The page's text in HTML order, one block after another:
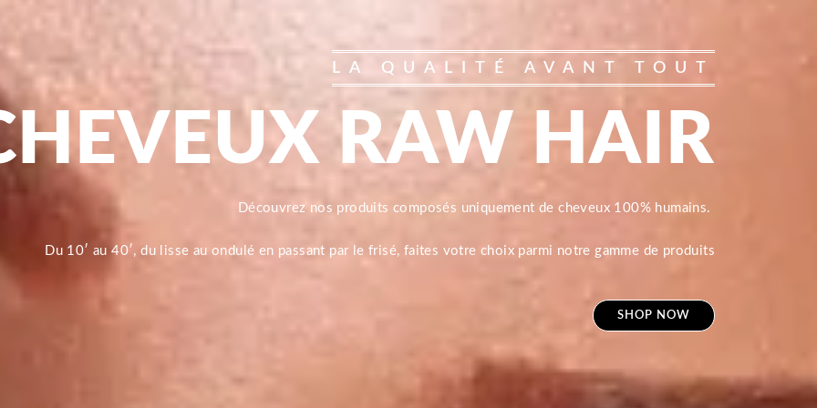
LA QUALITÉ AVANT TOUT
RAW HAIR
Découvrez nos produits composés uniquement de cheveux 100% humains.
Du 10′ au 40′, du lisse au ondulé en passant par le frisé, faites votre choix parmi notre gamme de produits
SHOP NOW